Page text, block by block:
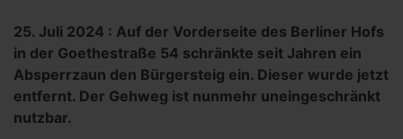
25. Juli 2024 : Auf der Vorderseite des Berliner Hofs
in der Goethestraße 54 schränkte seit Jahren ein
Absperrzaun den Bürgersteig ein. Dieser wurde jetzt
entfernt. Der Gehweg ist nunmehr uneingeschränkt
nutzbar.